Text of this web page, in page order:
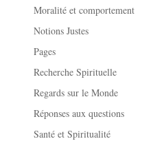
Moralité et comportement
Notions Justes
Pages
Recherche Spirituelle
Regards sur le Monde
Réponses aux questions
Santé et Spiritualité